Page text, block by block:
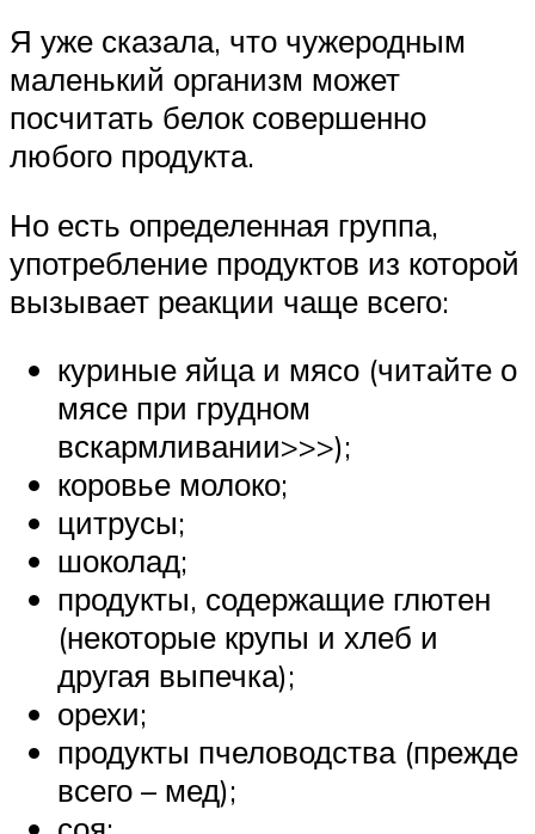
Я уже сказала, что чужеродным
маленький организм может
посчитать белок совершенно
любого продукта.
Но есть определенная группа,
употребление продуктов из которой
вызывает реакции чаще всего:
куриные яйца и мясо (читайте о
мясе при грудном
вскармливании>>>);
коровье молоко;
цитрусы;
шоколад;
продукты, содержащие глютен
(некоторые крупы и хлеб и
другая выпечка);
орехи;
продукты пчеловодства (прежде
всего – мед);